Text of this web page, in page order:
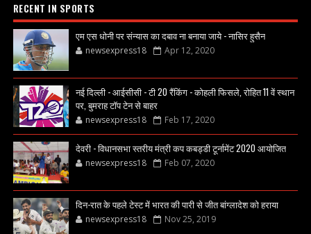
RECENT IN SPORTS
एम एस धोनी पर संन्यास का दबाव ना बनाया जाये - नासिर हुसैन
newsexpress18 Apr 12, 2020
नई दिल्ली - आईसीसी - टी 20 रैंकिंग - कोहली फिसले, रोहित 11 वें स्थान
पर, बुमराह टॉप टेन से बाहर
newsexpress18 Feb 17, 2020
देवरी - विधानसभा स्तरीय मंत्री कप कबड्डी टूर्नामेंट 2020 आयोजित
newsexpress18 Feb 07, 2020
दिन-रात के पहले टेस्ट में भारत की पारी से जीत बांग्लादेश को हराया
newsexpress18 Nov 25, 2019